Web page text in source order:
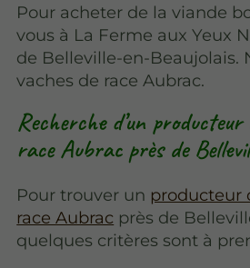
Pour acheter de la viande
vous à La Ferme aux Yeux
de Belleville-en-Beaujolais.
vaches de race Aubrac.
Recherche d’un
race Aubrac près de
Pour trouver un producteur
race Aubrac près de
quelques critères sont à